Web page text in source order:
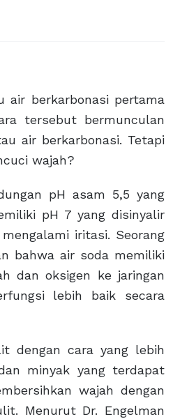
air berkarbonasi pertama
tersebut bermunculan
air berkarbonasi. Tetapi
wajah?
pH asam 5,5 yang
pH 7 yang disinyalir
iritasi. Seorang
bahwa air soda memiliki
dan oksigen ke jaringan
lebih baik secara
dengan cara yang lebih
minyak yang terdapat
wajah dengan
Menurut Dr. Engelman